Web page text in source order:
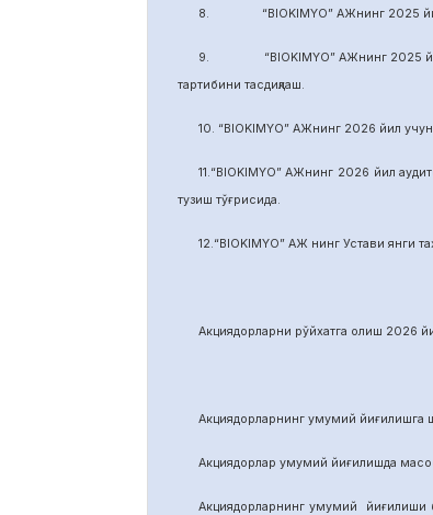
8. “BIOKIMYO” АЖнинг 2025 йил
9. “BIOKIMYO” АЖнинг 2025 йил
тартибини тасдиқлаш.
10. “BIOKIMYO” АЖнинг 2026 йил
11.“BIOKIMYO” АЖнинг 2026 йил
тузиш тўғрисида.
12.“BIOKIMYO” АЖ нинг Устави янги
Акциядорларни рўйхатга олиш 2026
Акциядорларнинг умумий йиғилишга
Акциядорлар умумий йиғилишда
Акциядорларнинг умумий йиғилиши